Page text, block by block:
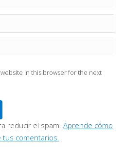
in this browser for the next
reducir el spam. Aprende cómo
comentarios.